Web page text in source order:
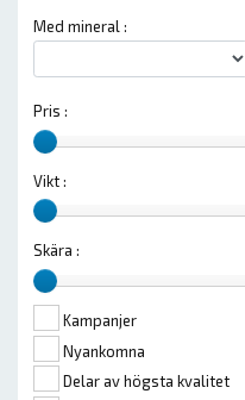
Med mineral :
Pris :
Vikt :
Skära :
Kampanjer
Nyankomna
Delar av högsta kvalitet